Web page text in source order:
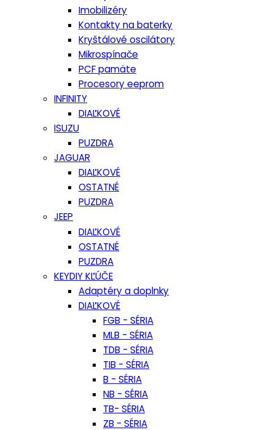
Imobilizéry
Kontakty na baterky
Kryštálové oscilátory
Mikrospínače
PCF pamäte
Procesory eeprom
INFINITY
DIAĽKOVÉ
ISUZU
PUZDRA
JAGUAR
DIAĽKOVÉ
OSTATNÉ
PUZDRA
JEEP
DIAĽKOVÉ
OSTATNÉ
PUZDRA
KEYDIY KĽÚČE
Adaptéry a doplnky
DIAĽKOVÉ
FGB - SÉRIA
MLB - SÉRIA
TDB - SÉRIA
TIB - SÉRIA
B - SÉRIA
NB - SÉRIA
TB- SÉRIA
ZB - SÉRIA